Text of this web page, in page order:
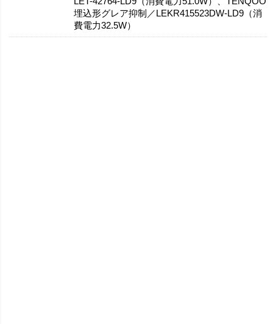
埋込形グレア抑制／LEKR415523DW-LD9（消
費電力32.5W）